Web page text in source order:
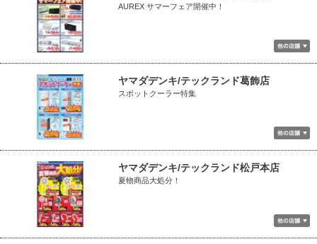
AUREX サマーフェア開催中！
ヤマダデンキ/テックランド葛飾店
スポットクーラー特集
ヤマダデンキ/テックランド松戸本店
夏物商品大処分！